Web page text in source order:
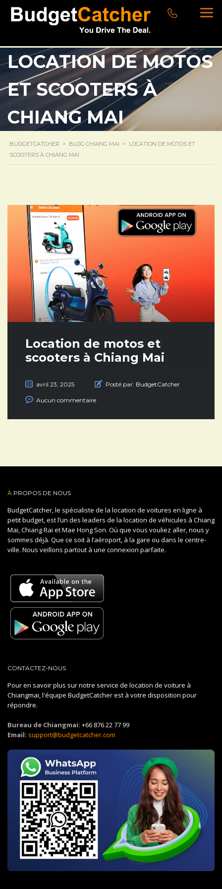
LOCATION DE MOTOS
ET SCOOTERS À
CHIANG MAI
BUDGETCATCHER > BLOG CHIANG MAI > LOCATION DE MOTOS ET
SCOOTERS À CHIANG MAI
Location de motos et
scooters à Chiang Mai
avril 23, 2025 Posté par: BudgetCatcher
Aucun commentaire
À PROPOS DE NOUS
BudgetCatcher, le spécialiste de la location de voitures en ligne à
petit budget, est l’un des leaders de la location de véhicules à Chiang
Mai, Chiang Rai et Mae Hong Son. Où que vous vouliez aller, nous y
sommes déjà. Que ce soit à l’aéroport, à la gare ou dans le centre-
ville. Nous veillons partout à une connexion parfaite.
CONTACTEZ-NOUS
Pour en savoir plus sur notre service de location de voiture à
Chiangmai, l'équipe BudgetCatcher est à votre disposition pour
répondre.
Bureau de Chiangmai: +66 876 22 77 99
Email: support@budgetcatcher.com